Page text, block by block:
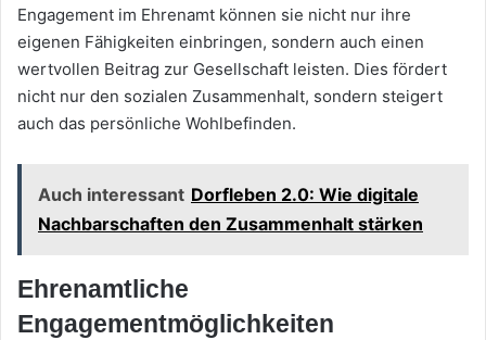
Engagement im Ehrenamt können sie nicht nur ihre
eigenen Fähigkeiten einbringen, sondern auch einen
wertvollen Beitrag zur Gesellschaft leisten. Dies fördert
nicht nur den sozialen Zusammenhalt, sondern steigert
auch das persönliche Wohlbefinden.
Auch interessant Dorfleben 2.0: Wie digitale
Nachbarschaften den Zusammenhalt stärken
Ehrenamtliche
Engagementmöglichkeiten